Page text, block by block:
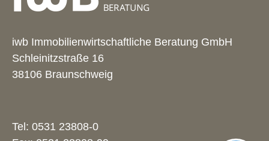
iwb Immobilienwirtschaftliche Beratung GmbH
Schleinitzstraße 16
38106 Braunschweig
Tel: 0531 23808-0